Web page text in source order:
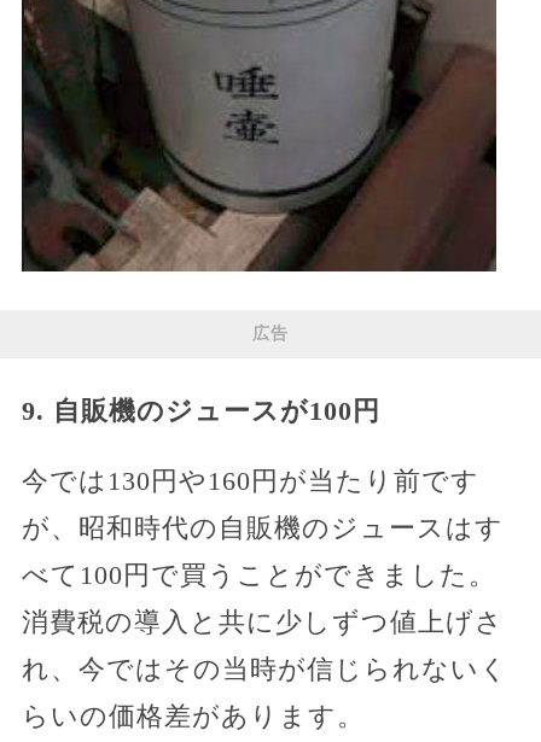
広告
9. 自販機のジュースが100円
今では130円や160円が当たり前です
が、昭和時代の自販機のジュースはす
べて100円で買うことができました。
消費税の導入と共に少しずつ値上げさ
れ、今ではその当時が信じられないく
らいの価格差があります。